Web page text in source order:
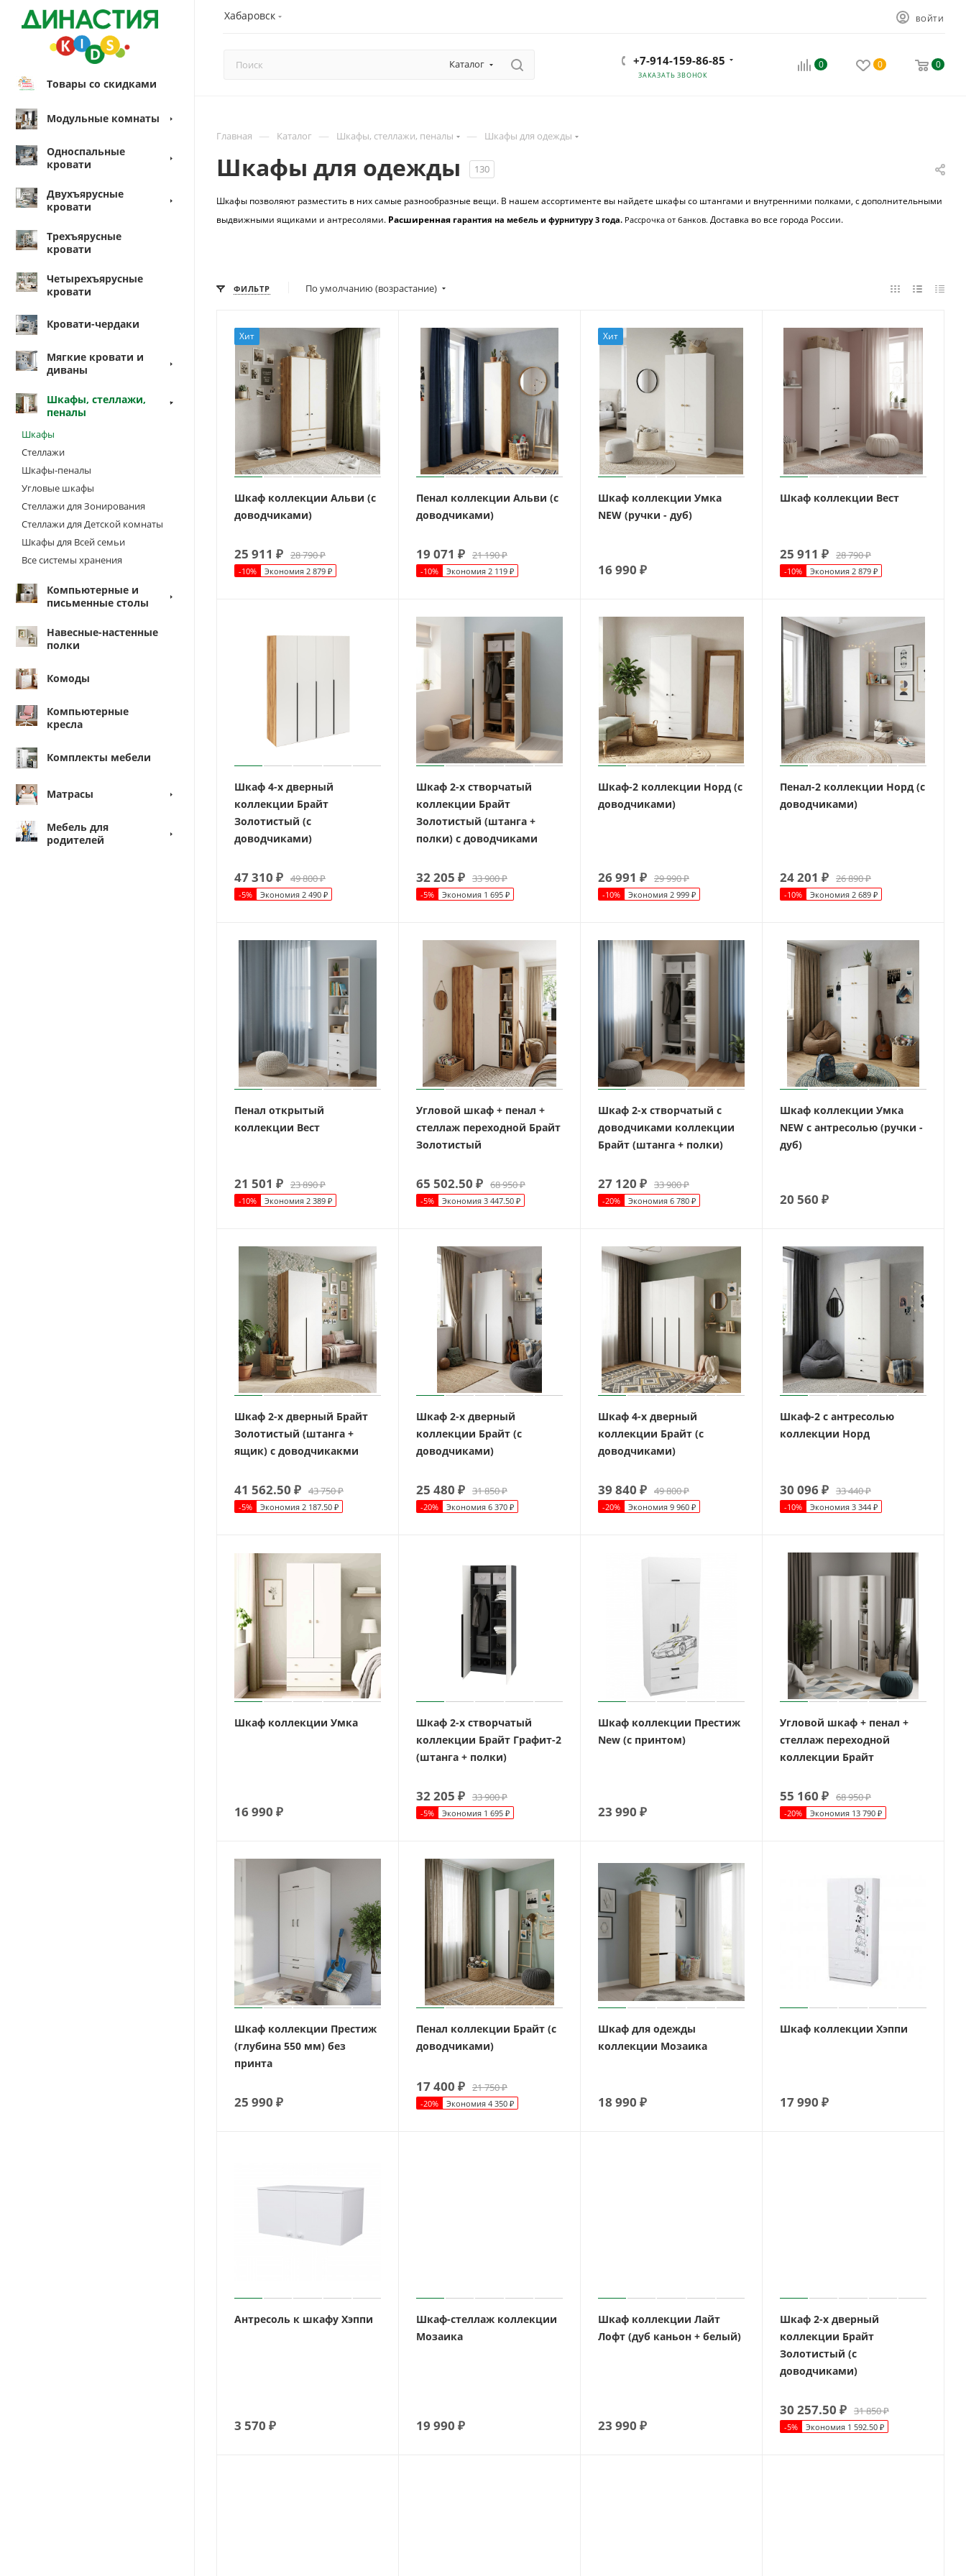
Хабаровск ВОЙТИ
Каталог +7-914-159-86-85
ЗАКАЗАТЬ ЗВОНОК
0 0 0
Товары со скидками
Модульные комнаты
Односпальные
кровати
Двухъярусные
кровати
Трехъярусные
кровати
Четырехъярусные
кровати
Кровати-чердаки
Мягкие кровати и
диваны
Шкафы, стеллажи,
пеналы
Шкафы
Стеллажи
Шкафы-пеналы
Угловые шкафы
Стеллажи для Зонирования
Стеллажи для Детской комнаты
Шкафы для Всей семьи
Все системы хранения
Компьютерные и
письменные столы
Навесные-настенные
полки
Комоды
Компьютерные
кресла
Комплекты мебели
Матрасы
Мебель для
родителей
Главная — Каталог — Шкафы, стеллажи, пеналы — Шкафы для одежды
Шкафы для одежды 130
Шкафы позволяют разместить в них самые разнообразные вещи. В нашем ассортименте вы найдете шкафы со штангами и внутренними полками, с дополнительными
выдвижными ящиками и антресолями. Расширенная гарантия на мебель и фурнитуру 3 года. Рассрочка от банков. Доставка во все города России.
ФИЛЬТР По умолчанию (возрастание)
Хит
Шкаф коллекции Альви (с
доводчиками)
25 911 ₽ 28 790₽
-10% Экономия 2 879 ₽
Пенал коллекции Альви (с
доводчиками)
19 071 ₽ 21 190₽
-10% Экономия 2 119 ₽
Хит
Шкаф коллекции Умка
NEW (ручки - дуб)
16 990 ₽
Шкаф коллекции Вест
25 911 ₽ 28 790₽
-10% Экономия 2 879 ₽
Шкаф 4-х дверный
коллекции Брайт
Золотистый (с
доводчиками)
47 310 ₽ 49 800₽
-5% Экономия 2 490 ₽
Шкаф 2-х створчатый
коллекции Брайт
Золотистый (штанга +
полки) с доводчиками
32 205 ₽ 33 900₽
-5% Экономия 1 695 ₽
Шкаф-2 коллекции Норд (с
доводчиками)
26 991 ₽ 29 990₽
-10% Экономия 2 999 ₽
Пенал-2 коллекции Норд (с
доводчиками)
24 201 ₽ 26 890₽
-10% Экономия 2 689 ₽
Пенал открытый
коллекции Вест
21 501 ₽ 23 890₽
-10% Экономия 2 389 ₽
Угловой шкаф + пенал +
стеллаж переходной Брайт
Золотистый
65 502.50 ₽ 68 950₽
-5% Экономия 3 447.50 ₽
Шкаф 2-х створчатый с
доводчиками коллекции
Брайт (штанга + полки)
27 120 ₽ 33 900₽
-20% Экономия 6 780 ₽
Шкаф коллекции Умка
NEW с антресолью (ручки -
дуб)
20 560 ₽
Шкаф 2-х дверный Брайт
Золотистый (штанга +
ящик) с доводчикакми
41 562.50 ₽ 43 750₽
-5% Экономия 2 187.50 ₽
Шкаф 2-х дверный
коллекции Брайт (с
доводчиками)
25 480 ₽ 31 850₽
-20% Экономия 6 370 ₽
Шкаф 4-х дверный
коллекции Брайт (с
доводчиками)
39 840 ₽ 49 800₽
-20% Экономия 9 960 ₽
Шкаф-2 с антресолью
коллекции Норд
30 096 ₽ 33 440₽
-10% Экономия 3 344 ₽
Шкаф коллекции Умка
16 990 ₽
Шкаф 2-х створчатый
коллекции Брайт Графит-2
(штанга + полки)
32 205 ₽ 33 900₽
-5% Экономия 1 695 ₽
Шкаф коллекции Престиж
New (с принтом)
23 990 ₽
Угловой шкаф + пенал +
стеллаж переходной
коллекции Брайт
55 160 ₽ 68 950₽
-20% Экономия 13 790 ₽
Шкаф коллекции Престиж
(глубина 550 мм) без
принта
25 990 ₽
Пенал коллекции Брайт (с
доводчиками)
17 400 ₽ 21 750₽
-20% Экономия 4 350 ₽
Шкаф для одежды
коллекции Мозаика
18 990 ₽
Шкаф коллекции Хэппи
17 990 ₽
Антресоль к шкафу Хэппи
3 570 ₽
Шкаф-стеллаж коллекции
Мозаика
19 990 ₽
Шкаф коллекции Лайт
Лофт (дуб каньон + белый)
23 990 ₽
Шкаф 2-х дверный
коллекции Брайт
Золотистый (с
доводчиками)
30 257.50 ₽ 31 850₽
-5% Экономия 1 592.50 ₽